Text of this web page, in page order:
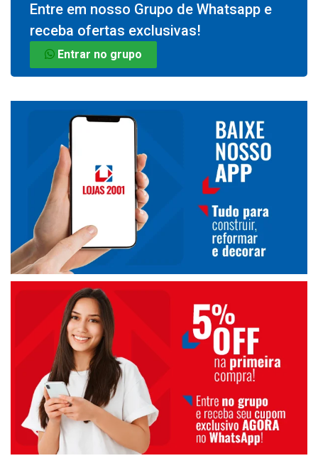
Entre em nosso Grupo de Whatsapp e
receba ofertas exclusivas!
Entrar no grupo